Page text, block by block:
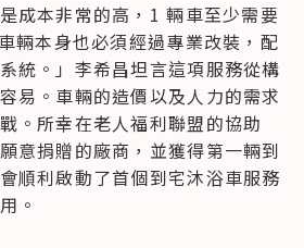
成本非常的高，1 輛車至少需要
輛本身也必須經過專業改裝，配
統。」李希昌坦言這項服務從構
易。車輛的造價以及人力的需求
。所幸在老人福利聯盟的協助
意捐贈的廠商，並獲得第一輛到
順利啟動了首個到宅沐浴車服務
。